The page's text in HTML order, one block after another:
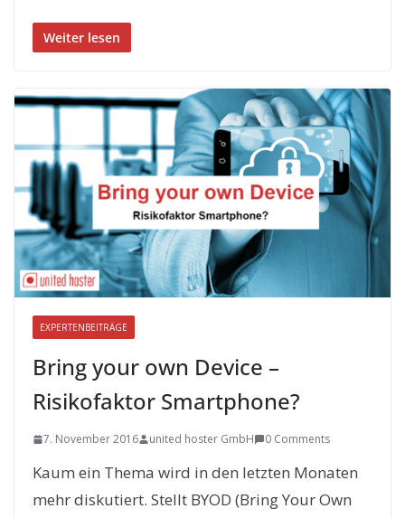
Weiter lesen
EXPERTENBEITRÄGE
Bring your own Device –
Risikofaktor Smartphone?
7. November 2016 united hoster GmbH 0 Comments
Kaum ein Thema wird in den letzten Monaten
mehr diskutiert. Stellt BYOD (Bring Your Own